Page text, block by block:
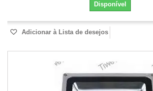
Disponível
Adicionar à Lista de desejos